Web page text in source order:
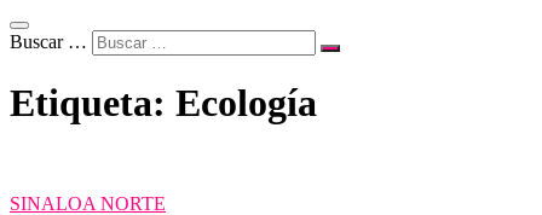
Buscar …
Etiqueta: Ecología
SINALOA NORTE